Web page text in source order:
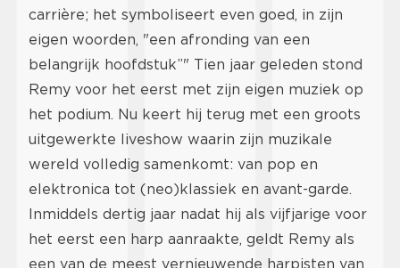
carrière; het symboliseert even goed, in zijn
eigen woorden, "een afronding van een
belangrijk hoofdstuk”" Tien jaar geleden stond
Remy voor het eerst met zijn eigen muziek op
het podium. Nu keert hij terug met een groots
uitgewerkte liveshow waarin zijn muzikale
wereld volledig samenkomt: van pop en
elektronica tot (neo)klassiek en avant-garde.
Inmiddels dertig jaar nadat hij als vijfjarige voor
het eerst een harp aanraakte, geldt Remy als
een van de meest vernieuwende harpisten van